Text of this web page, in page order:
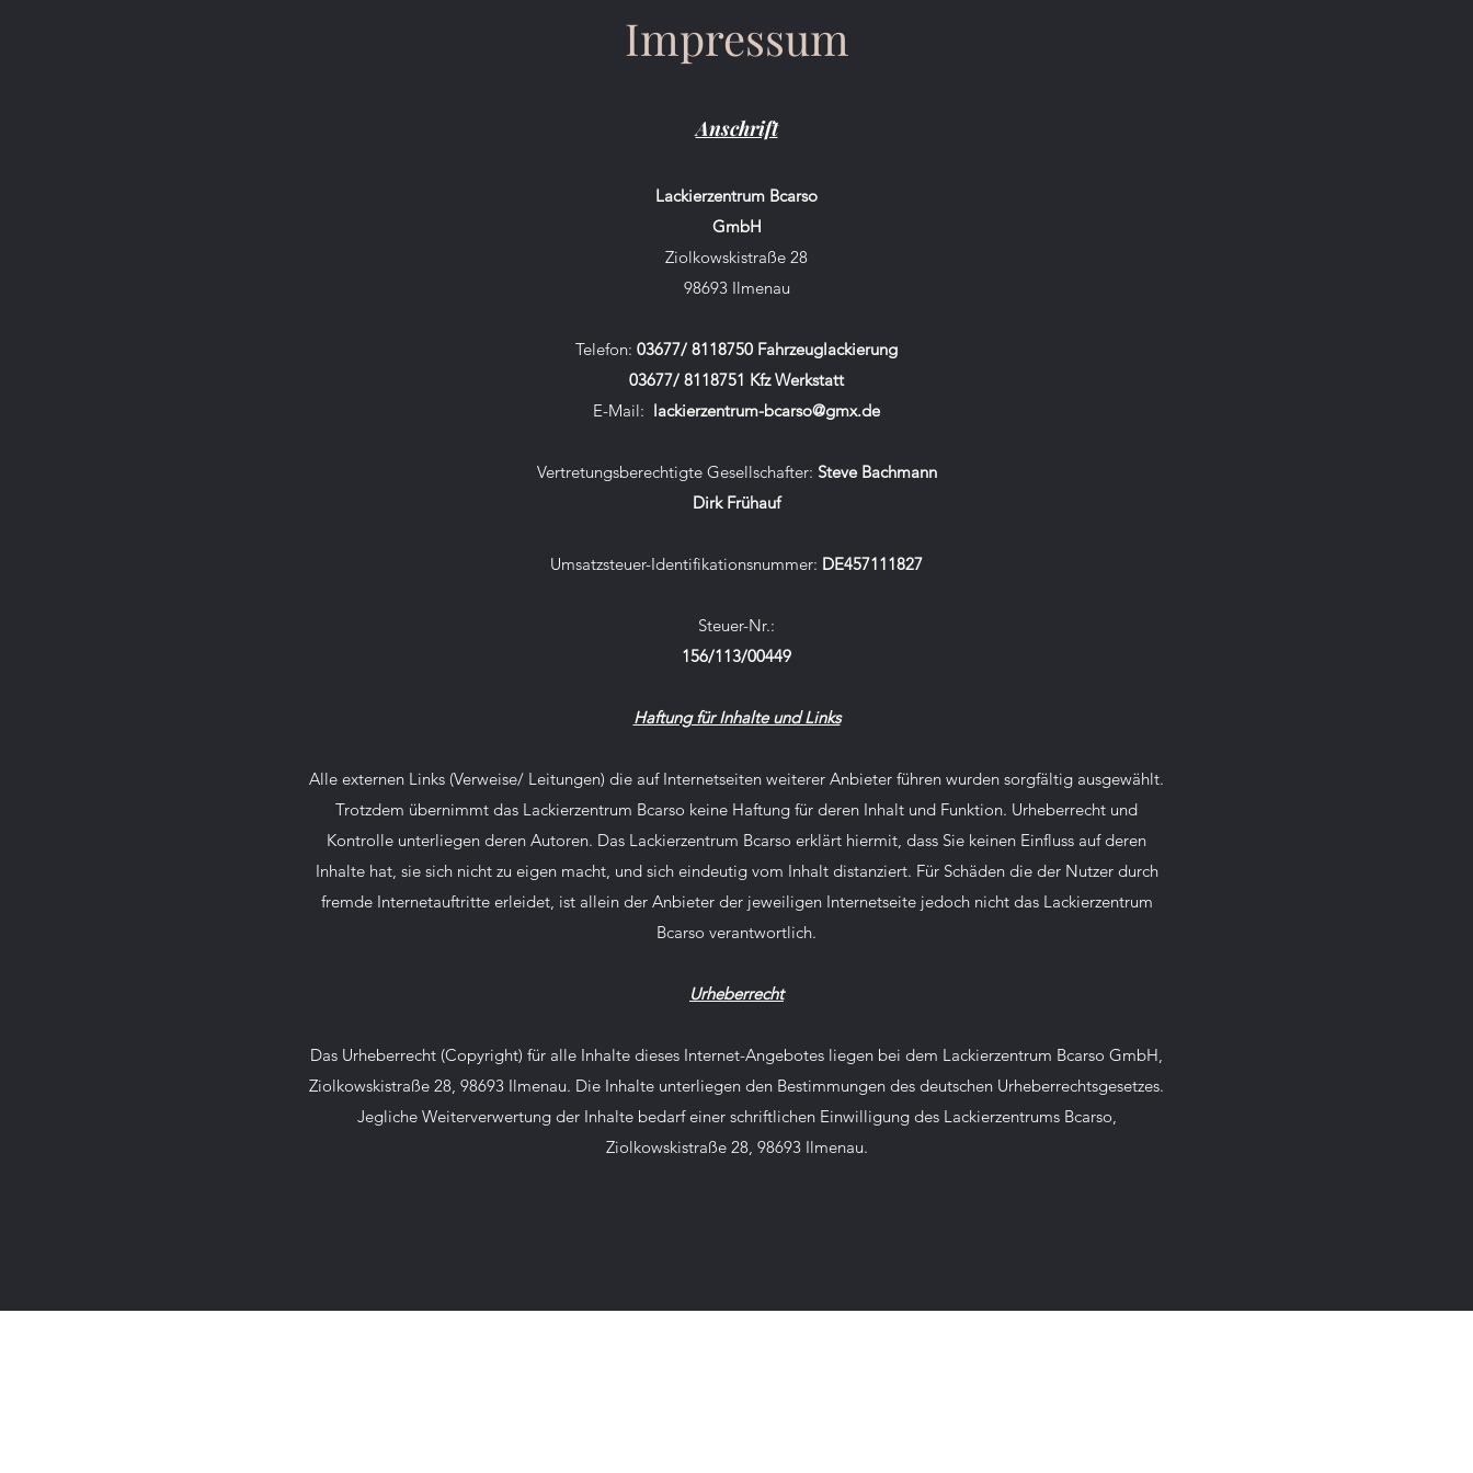
Impressum
Anschrift
Lackierzentrum Bcarso
GmbH
Ziolkowskistraße 28
98693 Ilmenau
Telefon: 03677/ 8118750 Fahrzeuglackierung
03677/ 8118751 Kfz Werkstatt
E-Mail: lackierzentrum-bcarso@gmx.de
Vertretungsberechtigte Gesellschafter: Steve Bachmann
Dirk Frühauf
Umsatzsteuer-Identifikationsnummer: DE457111827
Steuer-Nr.:
156/113/00449
Haftung für Inhalte und Links
Alle externen Links (Verweise/ Leitungen) die auf Internetseiten weiterer Anbieter führen wurden sorgfältig ausgewählt.
Trotzdem übernimmt das Lackierzentrum Bcarso keine Haftung für deren Inhalt und Funktion. Urheberrecht und
Kontrolle unterliegen deren Autoren. Das Lackierzentrum Bcarso erklärt hiermit, dass Sie keinen Einfluss auf deren
Inhalte hat, sie sich nicht zu eigen macht, und sich eindeutig vom Inhalt distanziert. Für Schäden die der Nutzer durch
fremde Internetauftritte erleidet, ist allein der Anbieter der jeweiligen Internetseite jedoch nicht das Lackierzentrum
Bcarso verantwortlich.
Urheberrecht
Das Urheberrecht (Copyright) für alle Inhalte dieses Internet-Angebotes liegen bei dem Lackierzentrum Bcarso GmbH,
Ziolkowskistraße 28, 98693 Ilmenau. Die Inhalte unterliegen den Bestimmungen des deutschen Urheberrechtsgesetzes.
Jegliche Weiterverwertung der Inhalte bedarf einer schriftlichen Einwilligung des Lackierzentrums Bcarso,
Ziolkowskistraße 28, 98693 Ilmenau.